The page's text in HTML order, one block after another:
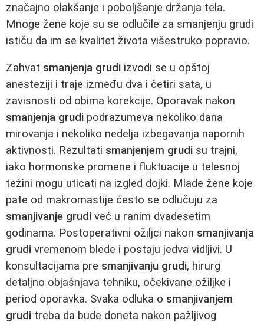
značajno olakšanje i poboljšanje držanja tela.
Mnoge žene koje su se odlučile za smanjenju grudi
ističu da im se kvalitet života višestruko popravio.
Zahvat smanjenja grudi izvodi se u opštoj
anesteziji i traje između dva i četiri sata, u
zavisnosti od obima korekcije. Oporavak nakon
smanjenja grudi podrazumeva nekoliko dana
mirovanja i nekoliko nedelja izbegavanja napornih
aktivnosti. Rezultati smanjenjem grudi su trajni,
iako hormonske promene i fluktuacije u telesnoj
težini mogu uticati na izgled dojki. Mlade žene koje
pate od makromastije često se odlučuju za
smanjivanje grudi već u ranim dvadesetim
godinama. Postoperativni ožiljci nakon smanjivanja
grudi vremenom blede i postaju jedva vidljivi. U
konsultacijama pre smanjivanju grudi, hirurg
detaljno objašnjava tehniku, očekivane ožiljke i
period oporavka. Svaka odluka o smanjivanjem
grudi treba da bude doneta nakon pažljivog